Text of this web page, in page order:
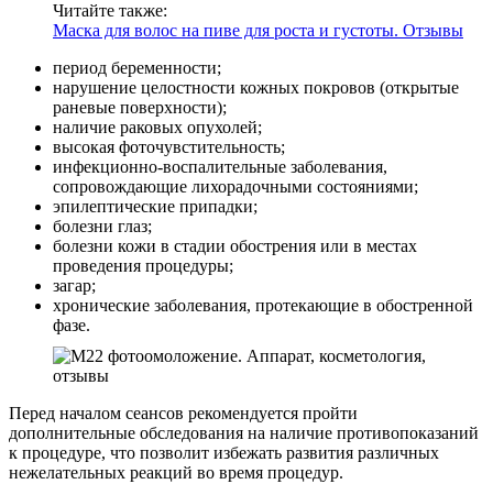
Читайте также:
Маска для волос на пиве для роста и густоты. Отзывы
период беременности;
нарушение целостности кожных покровов (открытые
раневые поверхности);
наличие раковых опухолей;
высокая фоточувстительность;
инфекционно-воспалительные заболевания,
сопровождающие лихорадочными состояниями;
эпилептические припадки;
болезни глаз;
болезни кожи в стадии обострения или в местах
проведения процедуры;
загар;
хронические заболевания, протекающие в обостренной
фазе.
Перед началом сеансов рекомендуется пройти
дополнительные обследования на наличие противопоказаний
к процедуре, что позволит избежать развития различных
нежелательных реакций во время процедур.